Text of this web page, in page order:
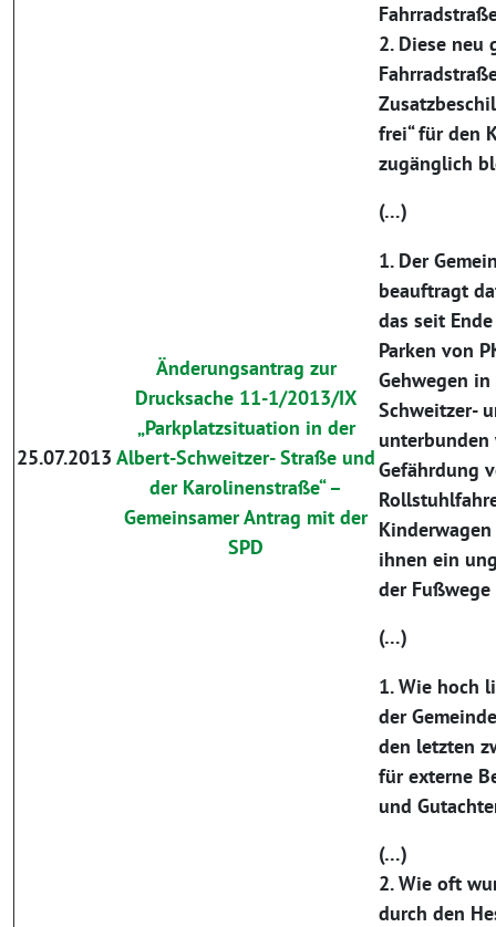
2. Diese neu
frei“ für den
zugänglich
(…)
25.07.2013
Änderungsantrag zur
Drucksache 11-1/2013/IX
„Parkplatzsituation in der
Albert-Schweitzer- Straße und
der Karolinenstraße“ –
Gemeinsamer Antrag mit der
SPD
1. Der
beauftragt
das seit
Parken von
Gehwegen
Schweitzer-
Gefährdung
ihnen ein
der
(…)
1. Wie hoch
der
den letzten
für externe
und
(…)
2. Wie oft
durch den